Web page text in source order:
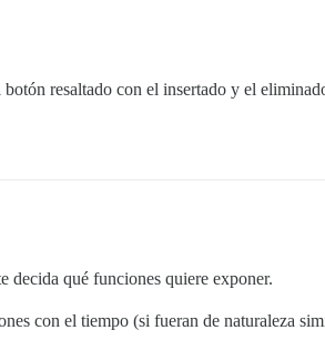
resaltado con el insertado y el
decida qué funciones quiere exponer.
con el tiempo (si fueran de naturaleza